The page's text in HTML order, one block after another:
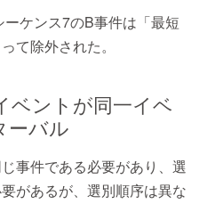
ケンス7のB事件は「最短
て除外された。
ベントが同一イベ
ーバル
事件である必要があり、選
があるが、選別順序は異な